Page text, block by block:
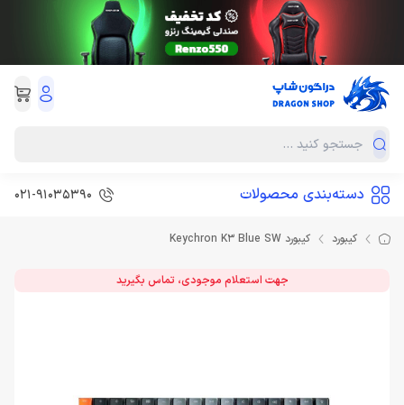
دسته‌بندی محصولات 021-91035390
کیبورد کیبورد Keychron K3 Blue SW
جهت استعلام موجودی، تماس بگیرید